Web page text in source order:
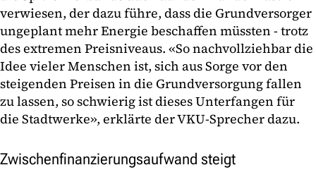
verwiesen, der dazu führe, dass die Grundversorger
ungeplant mehr Energie beschaffen müssten - trotz
des extremen Preisniveaus. «So nachvollziehbar die
Idee vieler Menschen ist, sich aus Sorge vor den
steigenden Preisen in die Grundversorgung fallen
zu lassen, so schwierig ist dieses Unterfangen für
die Stadtwerke», erklärte der VKU-Sprecher dazu.
Zwischenfinanzierungsaufwand steigt